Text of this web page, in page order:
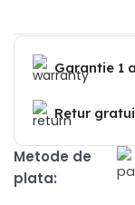
Garantie 1
Retur
Metode de
plata: